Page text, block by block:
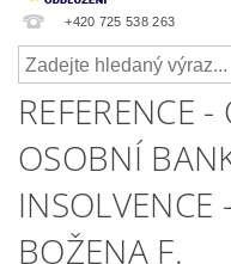
+420 725 538 263
REFERENCE
OSOBNÍ
INSOLVENCE
BOŽENA F.